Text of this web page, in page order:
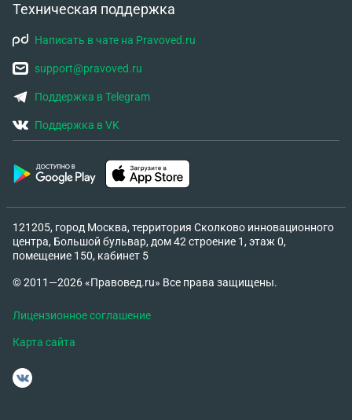
Техническая поддержка
Написать в чате на Pravoved.ru
support@pravoved.ru
Поддержка в Telegram
Поддержка в VK
121205, город Москва, территория Сколково инновационного
центра, Большой бульвар, дом 42 строение 1, этаж 0,
помещение 150, кабинет 5
© 2011—2026 «Правовед.ru» Все права защищены.
Лицензионное соглашение
Карта сайта